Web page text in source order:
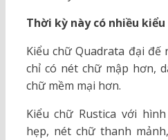
Thời kỳ này có nhiều
Kiểu chữ Quadrata đại đế
chỉ có nét chữ mập hơn,
chữ mềm mại hơn.
Kiểu chữ Rustica với
hẹp, nét chữ thanh